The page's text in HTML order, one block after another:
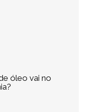
óleo vai no